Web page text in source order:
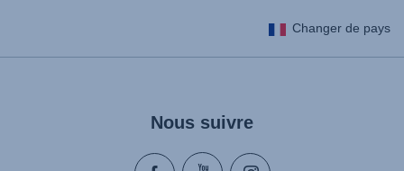
Changer de pays
Nous suivre